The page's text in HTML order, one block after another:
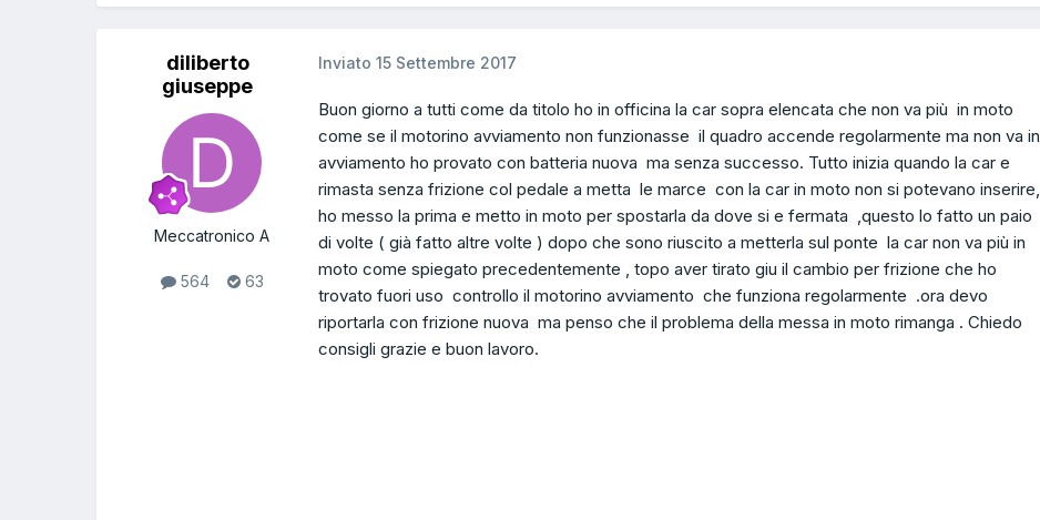
diliberto
giuseppe
Meccatronico A
564 63
Inviato 15 Settembre 2017
Buon giorno a tutti come da titolo ho in officina la car sopra elencata che non va più in moto
come se il motorino avviamento non funzionasse il quadro accende regolarmente ma non va in
avviamento ho provato con batteria nuova ma senza successo. Tutto inizia quando la car e
rimasta senza frizione col pedale a metta le marce con la car in moto non si potevano inserire,
ho messo la prima e metto in moto per spostarla da dove si e fermata ,questo lo fatto un paio
di volte ( già fatto altre volte ) dopo che sono riuscito a metterla sul ponte la car non va più in
moto come spiegato precedentemente , topo aver tirato giu il cambio per frizione che ho
trovato fuori uso controllo il motorino avviamento che funziona regolarmente .ora devo
riportarla con frizione nuova ma penso che il problema della messa in moto rimanga . Chiedo
consigli grazie e buon lavoro.